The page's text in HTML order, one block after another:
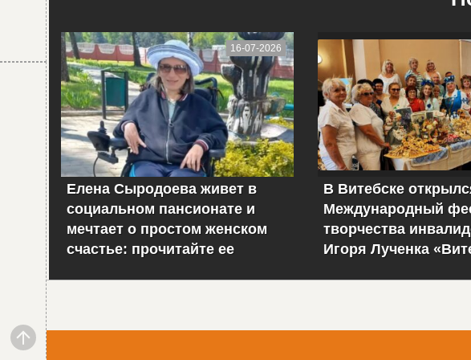
16-07-2026
Елена Сыродоева живет в
социальном пансионате и
мечтает о простом женском
счастье: прочитайте ее
В Витебске
Международный
творчества
Игоря Лученка